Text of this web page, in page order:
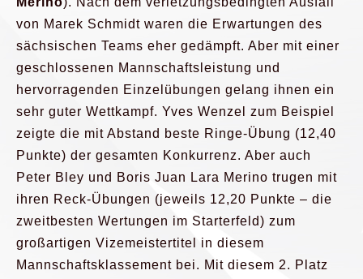
von Marek Schmidt waren die Erwartungen des
sächsischen Teams eher gedämpft. Aber mit einer
geschlossenen Mannschaftsleistung und
hervorragenden Einzelübungen gelang ihnen ein
sehr guter Wettkampf. Yves Wenzel zum Beispiel
zeigte die mit Abstand beste Ringe-Übung (12,40
Punkte) der gesamten Konkurrenz. Aber auch
Peter Bley und Boris Juan Lara Merino trugen mit
ihren Reck-Übungen (jeweils 12,20 Punkte – die
zweitbesten Wertungen im Starterfeld) zum
großartigen Vizemeistertitel in diesem
Mannschaftsklassement bei. Mit diesem 2. Platz